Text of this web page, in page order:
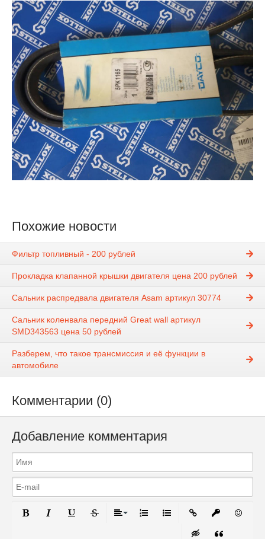
Похожие новости
Фильтр топливный - 200 рублей
Прокладка клапанной крышки двигателя цена 200 рублей
Сальник распредвала двигателя Asam артикул 30774
Сальник коленвала передний Great wall артикул
SMD343563 цена 50 рублей
Разберем, что такое трансмиссия и её функции в
автомобиле
Комментарии (0)
Добавление комментария
Нумерованный список
Маркированный список
Вставить ссылку